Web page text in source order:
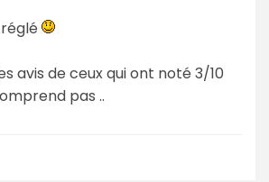
avis de ceux qui ont noté 3/10
pas ..